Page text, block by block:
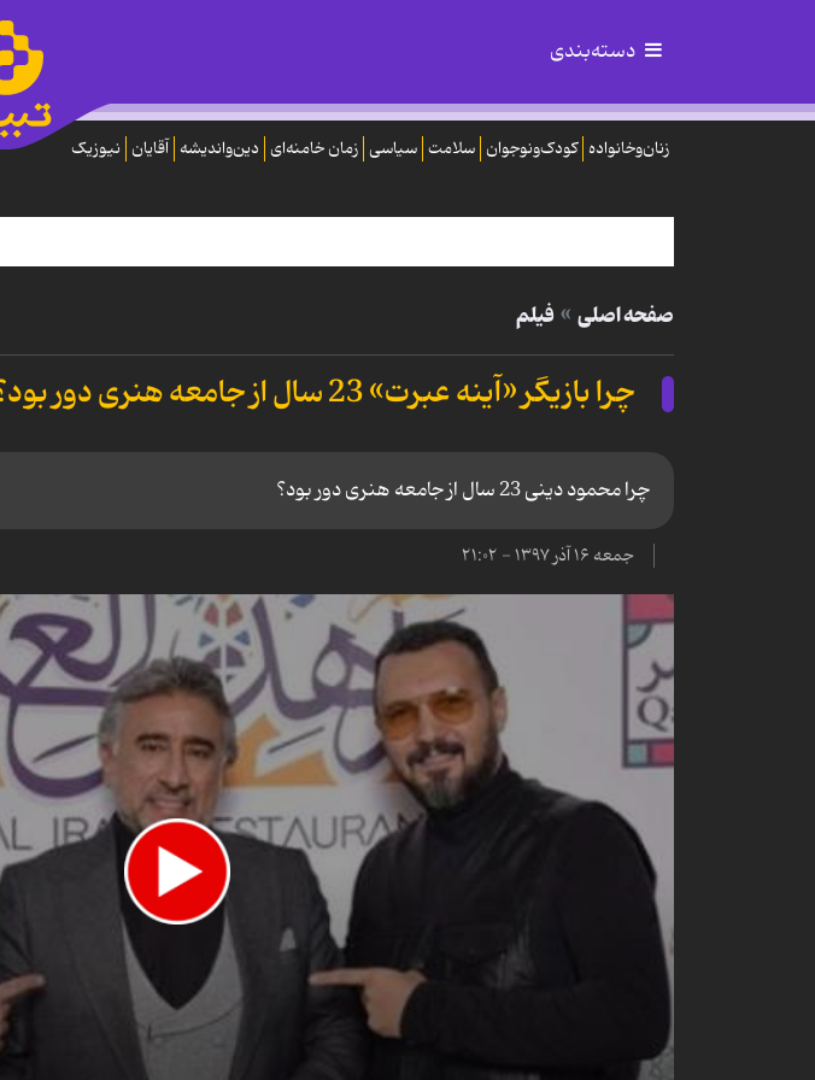
دسته‌بندی
زنان‌وخانواده کودک‌ونوجوان سلامت سیاسی زمان خامنه‌ای دین‌واندیشه آقایان نیوزیک
صفحه اصلی فیلم
چرا بازیگر «آینه عبرت» 23 سال از جامعه هنری دور بود؟
چرا محمود دینی 23 سال از جامعه هنری دور بود؟
جمعه ۱۶ آذر ۱۳۹۷ - ۲۱:۰۲